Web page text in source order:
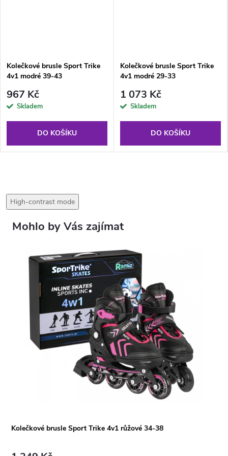
Kolečkové brusle Sport Trike
4v1 modré 39-43
967 Kč
Skladem
DO KOŠÍKU
Kolečkové brusle Sport Trike
4v1 modré 29-33
1 073 Kč
Skladem
DO KOŠÍKU
High-contrast mode
Kolečkové brusle Sport Trike 4v1 růžové 34-38